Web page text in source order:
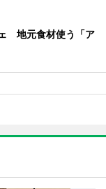
地元食材使う「ア